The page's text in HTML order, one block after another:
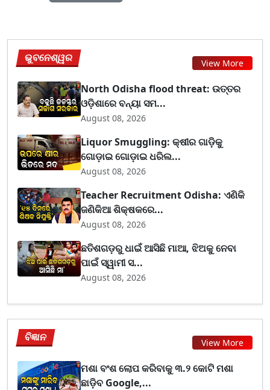
ଭୁବନେଶ୍ୱର View More
North Odisha flood threat: ଉତ୍ତର
ଓଡ଼ିଶାରେ ବନ୍ୟା ସମ...
August 08, 2026
Liquor Smuggling: କ୍ଷୀର ଗାଡ଼ିକୁ
ଗୋଡ଼ାଇ ଗୋଡ଼ାଇ ଧରିଲ...
August 08, 2026
Teacher Recruitment Odisha: ଏଣିକି
ଜଣିକିଆ ଶିକ୍ଷକରେ...
August 08, 2026
ଛତିଶଗଡ଼ରୁ ଧାଇଁ ଆସିଛି ମାଆ, ଝିଅକୁ ନେବା
ପାଇଁ ସ୍ୱାମୀ ସ...
August 08, 2026
ବିଜ୍ଞାନ View More
ମଶା ବଂଶ ଲୋପ କରିବାକୁ ୩.୨ କୋଟି ମଶା
ଛାଡ଼ିବ Google,...